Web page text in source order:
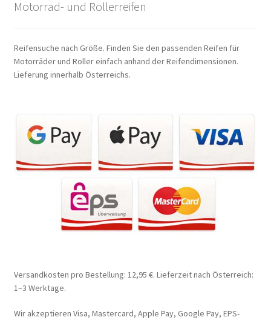
Motorrad- und Rollerreifen
Reifensuche nach Größe. Finden Sie den passenden Reifen für
Motorräder und Roller einfach anhand der Reifendimensionen.
Lieferung innerhalb Österreichs.
Versandkosten pro Bestellung: 12,95 €. Lieferzeit nach Österreich:
1–3 Werktage.
Wir akzeptieren Visa, Mastercard, Apple Pay, Google Pay, EPS-